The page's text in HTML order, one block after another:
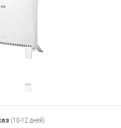
(10-12 дней)